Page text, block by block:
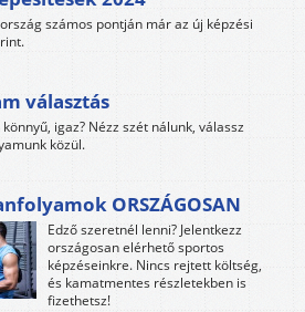
számos pontján már az új képzési
választás
igaz? Nézz szét nálunk, válassz
közül.
ORSZÁGOSAN
Edző szeretnél lenni? Jelentkezz
országosan elérhető sportos
képzéseinkre. Nincs rejtett költség,
és kamatmentes részletekben is
fizethetsz!